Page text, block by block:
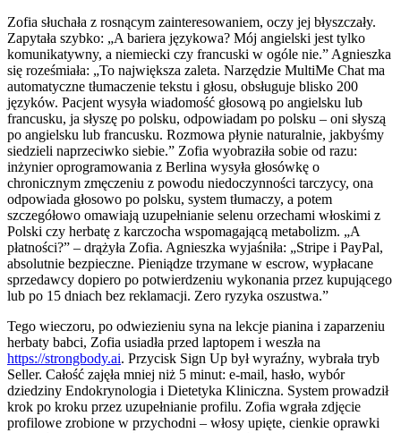
Zofia słuchała z rosnącym zainteresowaniem, oczy jej błyszczały.
Zapytała szybko: „A bariera językowa? Mój angielski jest tylko
komunikatywny, a niemiecki czy francuski w ogóle nie.” Agnieszka
się roześmiała: „To największa zaleta. Narzędzie MultiMe Chat ma
automatyczne tłumaczenie tekstu i głosu, obsługuje blisko 200
języków. Pacjent wysyła wiadomość głosową po angielsku lub
francusku, ja słyszę po polsku, odpowiadam po polsku – oni słyszą
po angielsku lub francusku. Rozmowa płynie naturalnie, jakbyśmy
siedzieli naprzeciwko siebie.” Zofia wyobraziła sobie od razu:
inżynier oprogramowania z Berlina wysyła głosówkę o
chronicznym zmęczeniu z powodu niedoczynności tarczycy, ona
odpowiada głosowo po polsku, system tłumaczy, a potem
szczegółowo omawiają uzupełnianie selenu orzechami włoskimi z
Polski czy herbatę z karczocha wspomagającą metabolizm. „A
płatności?” – drążyła Zofia. Agnieszka wyjaśniła: „Stripe i PayPal,
absolutnie bezpieczne. Pieniądze trzymane w escrow, wypłacane
sprzedawcy dopiero po potwierdzeniu wykonania przez kupującego
lub po 15 dniach bez reklamacji. Zero ryzyka oszustwa.”
Tego wieczoru, po odwiezieniu syna na lekcje pianina i zaparzeniu
herbaty babci, Zofia usiadła przed laptopem i weszła na
https://strongbody.ai. Przycisk Sign Up był wyraźny, wybrała tryb
Seller. Całość zajęła mniej niż 5 minut: e-mail, hasło, wybór
dziedziny Endokrynologia i Dietetyka Kliniczna. System prowadził
krok po kroku przez uzupełnianie profilu. Zofia wgrała zdjęcie
profilowe zrobione w przychodni – włosy upięte, cienkie oprawki